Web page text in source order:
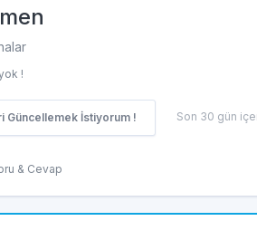
!
Güncellemek İstiyorum ! Son 30 gün
& Cevap